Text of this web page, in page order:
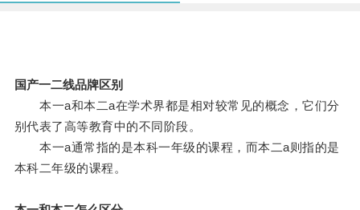
国产一二线品牌区别
本一a和本二a在学术界都是相对较常见的概念，它们分
别代表了高等教育中的不同阶段。
本一a通常指的是本科一年级的课程，而本二a则指的是
本科二年级的课程。